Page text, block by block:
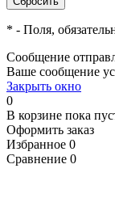
* - Поля,
Сообщение
Ваше сообщение
Закрыть окно
0
В корзине пока
Оформить заказ
Избранное 0
Сравнение 0